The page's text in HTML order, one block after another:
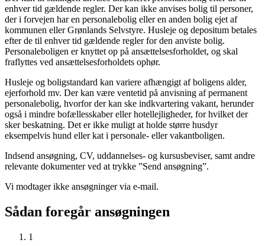
enhver tid gældende regler. Der kan ikke anvises bolig til personer,
der i forvejen har en personalebolig eller en anden bolig ejet af
kommunen eller Grønlands Selvstyre. Husleje og depositum betales
efter de til enhver tid gældende regler for den anviste bolig.
Personaleboligen er knyttet op på ansættelsesforholdet, og skal
fraflyttes ved ansættelsesforholdets ophør.
Husleje og boligstandard kan variere afhængigt af boligens alder,
ejerforhold mv. Der kan være ventetid på anvisning af permanent
personalebolig, hvorfor der kan ske indkvartering vakant, herunder
også i mindre bofællesskaber eller hotellejligheder, for hvilket der
sker beskatning. Det er ikke muligt at holde større husdyr
eksempelvis hund eller kat i personale- eller vakantboligen.
Indsend ansøgning, CV, uddannelses- og kursusbeviser, samt andre
relevante dokumenter ved at trykke ”Send ansøgning”.
Vi modtager ikke ansøgninger via e-mail.
Sådan foregår ansøgningen
1